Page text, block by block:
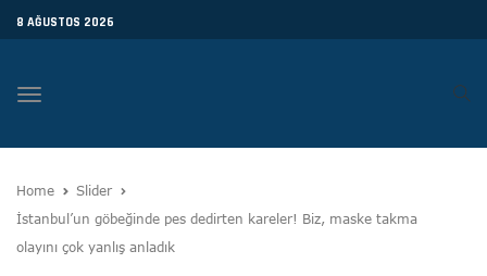
8 AĞUSTOS 2026
Toggle
Home
Slider
İstanbul’un göbeğinde pes dedirten kareler! Biz, maske takma
olayını çok yanlış anladık